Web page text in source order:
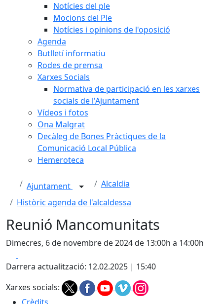
Notícies del ple
Mocions del Ple
Notícies i opinions de l'oposició
Agenda
Butlletí informatiu
Rodes de premsa
Xarxes Socials
Normativa de participació en les xarxes
socials de l'Ajuntament
Vídeos i fotos
Ona Malgrat
Decàleg de Bones Pràctiques de la
Comunicació Local Pública
Hemeroteca
Ajuntament
Alcaldia
Històric agenda de l'alcaldessa
Reunió Mancomunitats
Dimecres, 6 de novembre de 2024 de 13:00h a 14:00h
Darrera actualització: 12.02.2025 | 15:40
Xarxes socials: